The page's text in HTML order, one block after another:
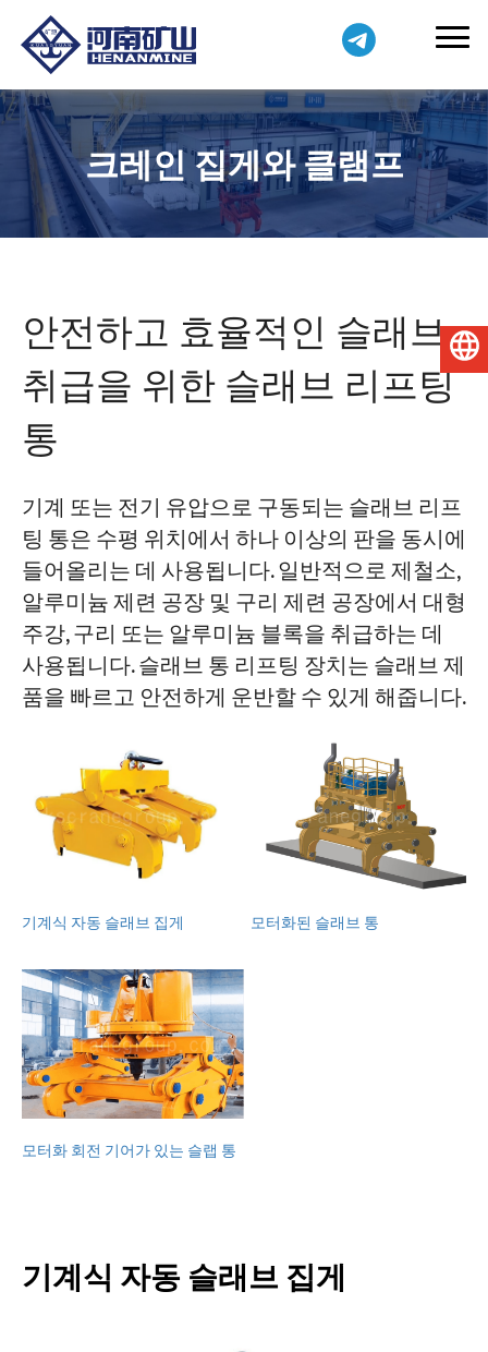
프로젝트
블로그
뉴스
응용
회사 소개
문의하기
크레인 집게와 클램프
안전하고 효율적인 슬래브
취급을 위한 슬래브 리프팅
통
기계 또는 전기 유압으로 구동되는 슬래브 리프
팅 통은 수평 위치에서 하나 이상의 판을 동시에
들어올리는 데 사용됩니다. 일반적으로 제철소,
알루미늄 제련 공장 및 구리 제련 공장에서 대형
주강, 구리 또는 알루미늄 블록을 취급하는 데
사용됩니다. 슬래브 통 리프팅 장치는 슬래브 제
품을 빠르고 안전하게 운반할 수 있게 해줍니다.
기계식 자동 슬래브 집게 모터화된 슬래브 통
모터화 회전 기어가 있는 슬랩 통
기계식 자동 슬래브 집게
한국어